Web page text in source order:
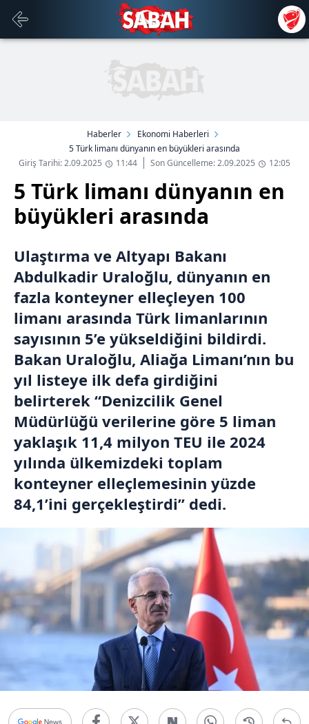
Haberler
Ekonomi Haberleri
5 Türk limanı dünyanın en büyükleri arasında
Giriş Tarihi: 2.09.2025
11:44 Son Güncelleme: 2.09.2025 12:05
5 Türk limanı dünyanın en
büyükleri arasında
Ulaştırma ve Altyapı Bakanı
Abdulkadir Uraloğlu, dünyanın en
fazla konteyner elleçleyen 100
limanı arasında Türk limanlarının
sayısının 5’e yükseldiğini bildirdi.
Bakan Uraloğlu, Aliağa Limanı’nın bu
yıl listeye ilk defa girdiğini
belirterek “Denizcilik Genel
Müdürlüğü verilerine göre 5 liman
yaklaşık 11,4 milyon TEU ile 2024
yılında ülkemizdeki toplam
konteyner elleçlemesinin yüzde
84,1’ini gerçekleştirdi” dedi.